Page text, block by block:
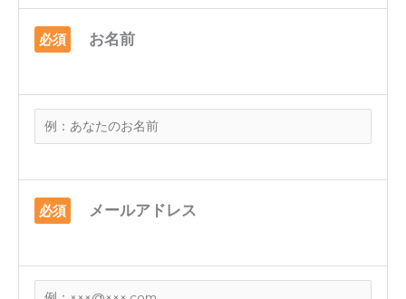
必須 お名前
必須 メールアドレス